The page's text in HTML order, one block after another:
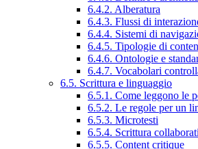
6.4.2. Alberatura
6.4.3. Flussi di
6.4.4. Sistemi di
6.4.5. Tipologie di
6.4.6. Ontologie e
6.4.7. Vocabolari
6.5. Scrittura e linguaggio
6.5.1. Come leggono le
6.5.2. Le regole per un
6.5.3. Microtesti
6.5.4. Scrittura
6.5.5. Content critique